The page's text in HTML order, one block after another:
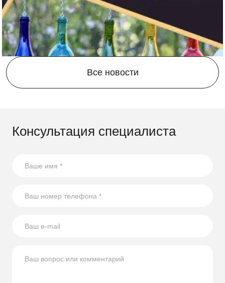
участок стал функциональным и стильным!
Компания Скогги предлагает большой выборпо
доступным ценам для жителейБелгорода и
Белгородской области.
21.07.2026
бутылок
использованию стеклянных бутылок на участке.
Все новости
Консультация специалиста